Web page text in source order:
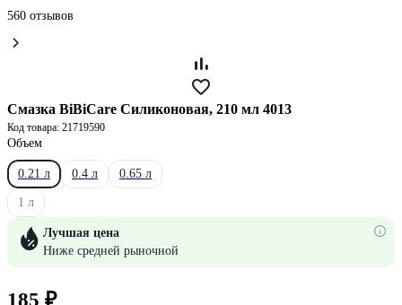
560 отзывов
Смазка BiBiCare Силиконовая, 210 мл 4013
Код товара: 21719590
Объем
0.21 л 0.4 л 0.65 л
1 л
Лучшая цена
Ниже средней рыночной
185 ₽